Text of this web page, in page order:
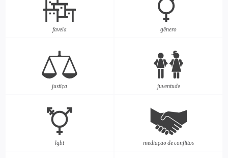
favela gênero
justiça juventude
lgbt mediação de conflitos